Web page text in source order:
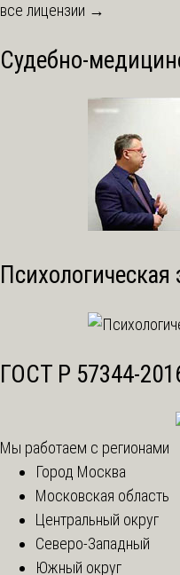
все лицензии →
Судебно-
Психологическая
ГОСТ Р 57344-
Мы работаем с регионами
Город Москва
Московская область
Центральный округ
Северо-Западный
Южный округ